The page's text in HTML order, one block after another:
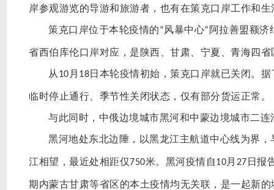
岸参观游览的导游和旅游者，也有在策克口岸工作和生
策克口岸位于本轮疫情的“风暴中心” 阿拉善盟额济
省西伯库伦口岸对应，是陕西、甘肃、宁夏、青海四
从 10 月 18日本轮疫情初始，策克口岸就已关闭。
临时停止通行、季节性关闭状态，仅有部分货运正常。
与此同时，中俄边境城市黑河和中蒙边境城市二
黑河地处东北边陲，以黑龙江主航道中心线为界
江相望，最近处相距仅750米。黑河疫情自10月 27 日报
期内蒙古甘肃等省区的本土疫情均无关联，是一起新